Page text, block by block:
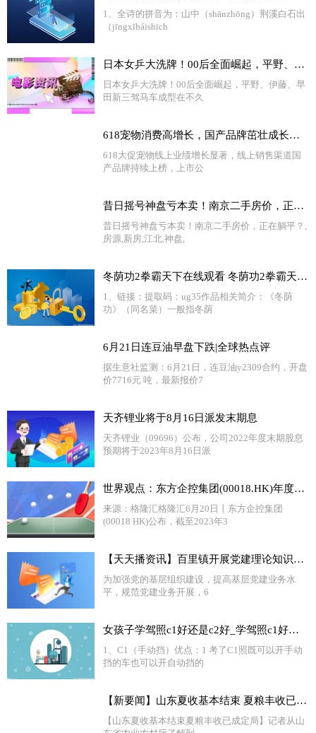
1、全诗的拼音为：山中（shānzhōng）荆溪白石出
（jīngxībáishīch
日本女乒大洗牌！00后全面崛起，平野、伊藤、早田新三驾马车成型
日本女乒大洗牌！00后全面崛起，平野、伊藤、早
田新三驾马车成型在不久
618宠物消费高增长，国产品牌茁壮成长中|全球新资讯
618大促宠物线上业绩增长显著，线上销售渠道国
产品牌持续上榜，上市公
昔日摇号神盘亏本卖！南京二手房价，正在躺平？-当前快报
昔日摇号神盘亏本卖！南京二手房价，正在躺平？,
房源,新房,江北,神盘,
冬荫功2拳霸天下在线观看 冬荫功2拳霸天下迅雷下载
1、链接：提取码：ug35作品相关简介：《冬荫
功》（同名菜）一般指冬荫
6月21日连豆油早盘下跌|全球热点评
据生意社监测：6月21日，连豆油y2309合约，开盘
价7716元 吨，最新报价7
天齐锂业将于8月16日派发末期息
天齐锂业（09696）公布，公司2022年度末期股息
预期将于2023年8月16日派
世界观点：东方企控集团(00018.HK)年度纯利微降0.11%至1.67亿港元
来源：格隆汇格隆汇6月20日丨东方企控集团
(00018 HK)公布，截至2023年3
【天天播资讯】百里镇开展党建理论知识测试“把脉”党建员业务能力
为加强党的基层组织建设，提高基层党建业务水
平，规范党建业务开展，6
女孩子学驾照c1好还是c2好_学驾照c1好还是c2好
1、C1（手动挡）优点：1 考了C1照既可以开手动
挡的车也可以开自动挡的
【新要闻】山东夏收基本结束 夏粮丰收已成定局
【山东夏收基本结束夏粮丰收已成定局】记者从山